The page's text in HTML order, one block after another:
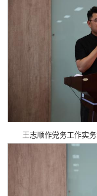
王志顺作党务工作实务